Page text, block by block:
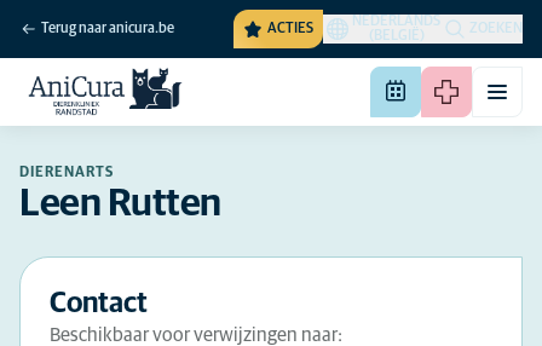
Terug naar anicura.be ACTIES
NEDERLANDS
(BELGIË)
ZOEKEN
DIERENARTS
Leen Rutten
Contact
Beschikbaar voor verwijzingen naar: